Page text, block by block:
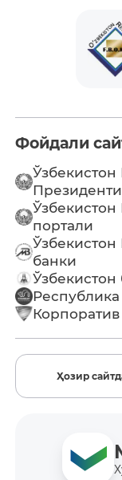
Фойдали
Ўзбекистон
портали
банки
Корпоратив
Ҳозир